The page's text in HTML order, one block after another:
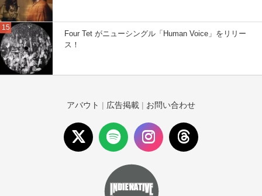
Four Tet がニューシングル「Human Voice」をリリー
ス！
アバウト | 広告掲載 | お問い合わせ